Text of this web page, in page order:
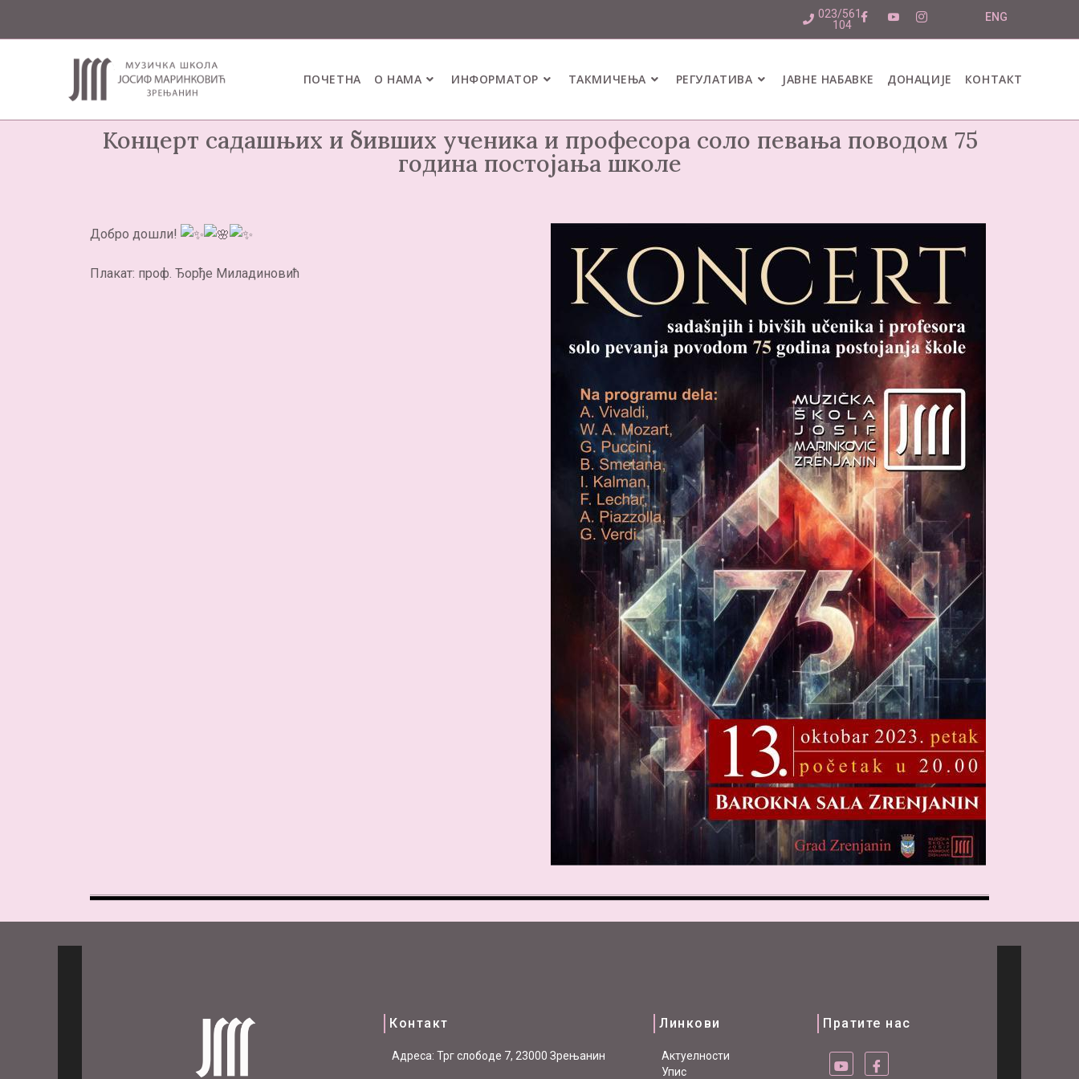
023/561-
104
ENG
ПОЧЕТНА О НАМА ИНФОРМАТОР ТАКМИЧЕЊА РЕГУЛАТИВА ЈАВНЕ НАБАВКЕ ДОНАЦИЈЕ КОНТАКТ
Концерт садашњих и бивших ученика и професора соло певања поводом 75
година постојања школе
Добро дошли!
Плакат: проф. Ђорђе Миладиновић
Контакт
Aдреса: Трг слободе 7, 23000 Зрењанин
Линкови
Актуелности
Упис
Пратите нас